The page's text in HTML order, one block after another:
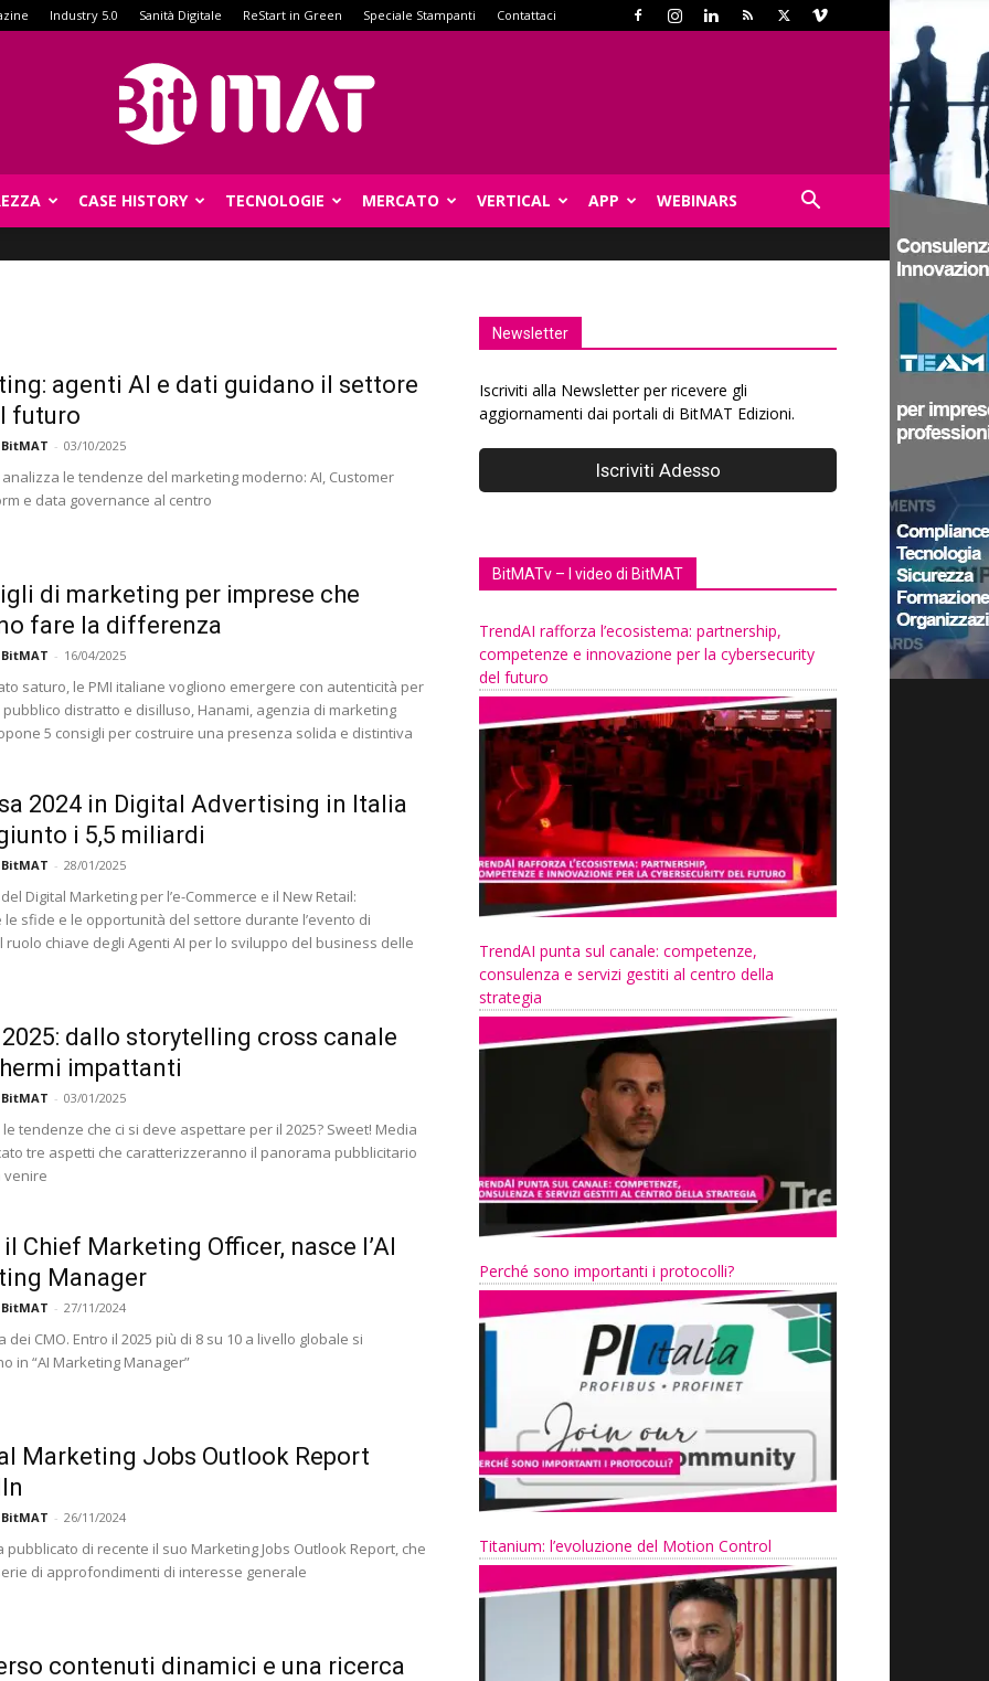
Industry 5.0 Sanità Digitale ReStart in Green Speciale Stampanti Contattaci
CASE HISTORY TECNOLOGIE MERCATO VERTICAL APP WEBINARS
agenti AI e dati guidano il settore
futuro
- 03/10/2025
le tendenze del marketing moderno: AI, Customer
e data governance al centro
di marketing per imprese che
fare la differenza
- 16/04/2025
saturo, le PMI italiane vogliono emergere con autenticità per
distratto e disilluso, Hanami, agenzia di marketing
5 consigli per costruire una presenza solida e distintiva
2024 in Digital Advertising in Italia
i 5,5 miliardi
- 28/01/2025
Digital Marketing per l’e-Commerce e il New Retail:
sfide e le opportunità del settore durante l’evento di
ruolo chiave degli Agenti AI per lo sviluppo del business delle
dallo storytelling cross canale
impattanti
- 03/01/2025
tendenze che ci si deve aspettare per il 2025? Sweet! Media
tre aspetti che caratterizzeranno il panorama pubblicitario
venire
Chief Marketing Officer, nasce l’AI
Manager
- 27/11/2024
dei CMO. Entro il 2025 più di 8 su 10 a livello globale si
in “AI Marketing Manager”
Marketing Jobs Outlook Report
- 26/11/2024
pubblicato di recente il suo Marketing Jobs Outlook Report, che
di approfondimenti di interesse generale
contenuti dinamici e una ricerca
Newsletter
Iscriviti alla Newsletter per ricevere gli
aggiornamenti dai portali di BitMAT Edizioni.
BitMATv – I video di BitMAT
TrendAI rafforza l’ecosistema: partnership,
competenze e innovazione per la cybersecurity
del futuro
TrendAI punta sul canale: competenze,
consulenza e servizi gestiti al centro della
strategia
Perché sono importanti i protocolli?
Titanium: l’evoluzione del Motion Control